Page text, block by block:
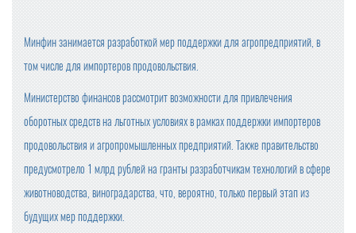
Минфин занимается разработкой мер поддержки для агропредприятий, в
том числе для импортеров продовольствия.
Министерство финансов рассмотрит возможности для привлечения
оборотных средств на льготных условиях в рамках поддержки импортеров
продовольствия и агропромышленных предприятий. Также правительство
предусмотрело 1 млрд рублей на гранты разработчикам технологий в сфере
животноводства, виноградарства, что, вероятно, только первый этап из
будущих мер поддержки.